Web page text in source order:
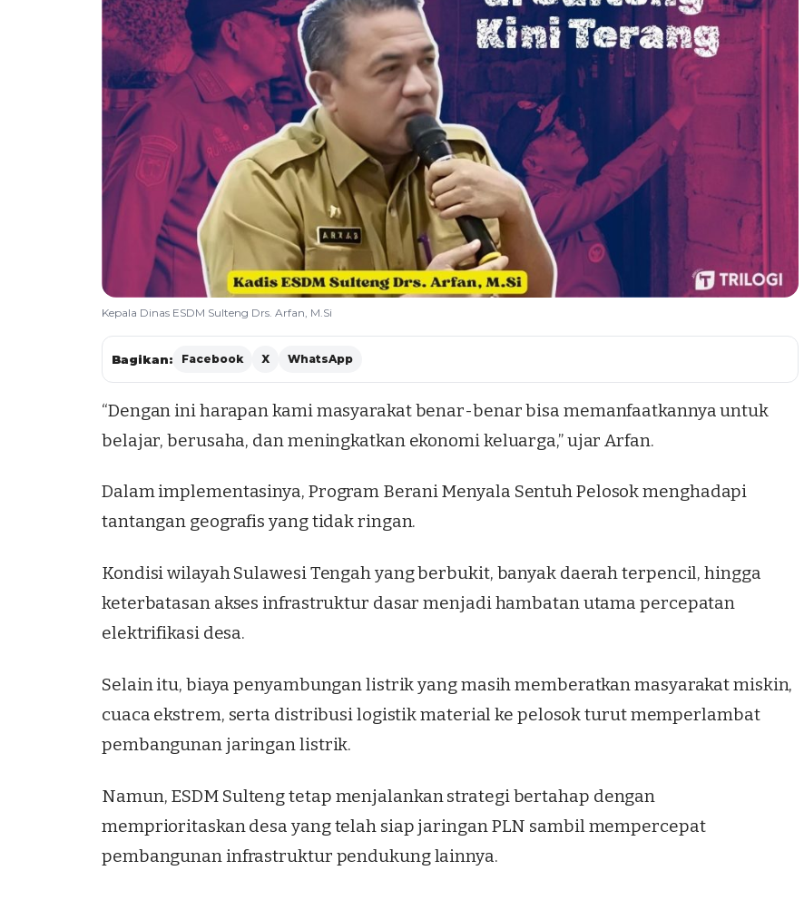
Kepala Dinas ESDM Sulteng Drs. Arfan, M.Si
Bagikan: Facebook X WhatsApp
“Dengan ini harapan kami masyarakat benar-benar bisa memanfaatkannya untuk
belajar, berusaha, dan meningkatkan ekonomi keluarga,” ujar Arfan.
Dalam implementasinya, Program Berani Menyala Sentuh Pelosok menghadapi
tantangan geografis yang tidak ringan.
Kondisi wilayah Sulawesi Tengah yang berbukit, banyak daerah terpencil, hingga
keterbatasan akses infrastruktur dasar menjadi hambatan utama percepatan
elektrifikasi desa.
Selain itu, biaya penyambungan listrik yang masih memberatkan masyarakat miskin,
cuaca ekstrem, serta distribusi logistik material ke pelosok turut memperlambat
pembangunan jaringan listrik.
Namun, ESDM Sultengtetap menjalankan strategi bertahap dengan
memprioritaskan desa yang telah siap jaringan PLN sambil mempercepat
pembangunan infrastruktur pendukung lainnya.